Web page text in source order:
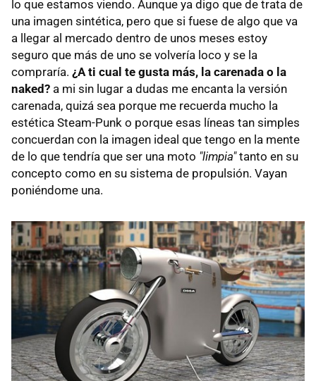
lo que estamos viendo. Aunque ya digo que de trata de
una imagen sintética, pero que si fuese de algo que va
a llegar al mercado dentro de unos meses estoy
seguro que más de uno se volvería loco y se la
compraría. ¿A ti cual te gusta más, la carenada o la
naked? a mi sin lugar a dudas me encanta la versión
carenada, quizá sea porque me recuerda mucho la
estética Steam-Punk o porque esas líneas tan simples
concuerdan con la imagen ideal que tengo en la mente
de lo que tendría que ser una moto "limpia"tanto en su
concepto como en su sistema de propulsión. Vayan
poniéndome una.